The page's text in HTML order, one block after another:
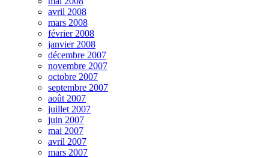
avril 2008
mars 2008
février 2008
janvier 2008
décembre 2007
novembre 2007
octobre 2007
septembre 2007
août 2007
juillet 2007
juin 2007
mai 2007
avril 2007
mars 2007